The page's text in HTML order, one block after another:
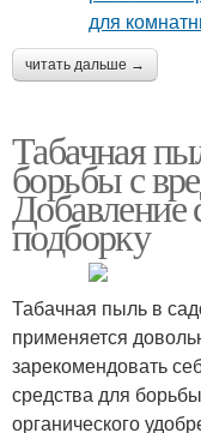
читать дальше →
Табачная
борьбы с
Добавление
подборку
Табачная пыль в
применяется
зарекомендовать
средства для
органического